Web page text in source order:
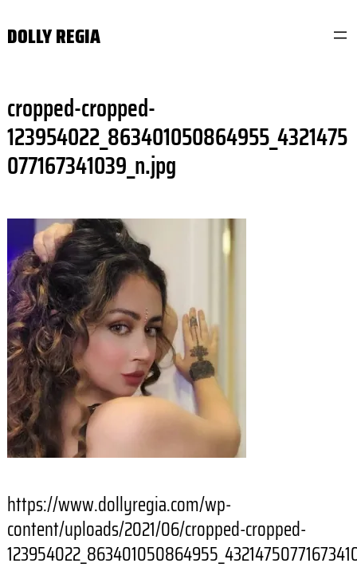
toDOLLY REGIA
cropped-cropped-
123954022_863401050864955_4321475
077167341039_n.jpg
https://www.dollyregia.com/wp-
content/uploads/2021/06/cropped-cropped-